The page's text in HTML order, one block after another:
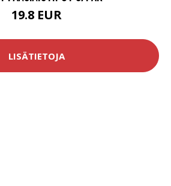
19.8 EUR
LISÄTIETOJA